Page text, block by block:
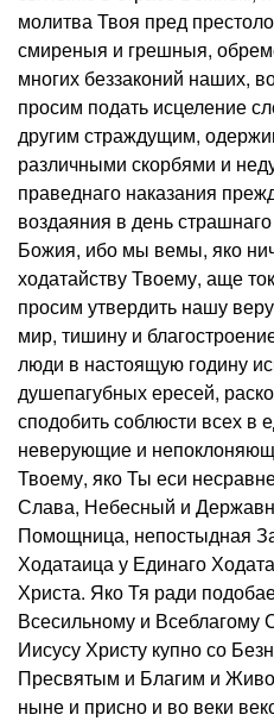
молитва Твоя пред
смиреныя и грешныя,
многих беззаконий наших,
просим подать исцеление
другим страждущим,
различными скорбями и
праведнаго наказания
воздаяния в день
Божия, ибо мы вемы, яко
ходатайству Твоему, аще
просим утвердить нашу
мир, тишину и
люди в настоящую годину
душепагубных ересей,
сподобить соблюсти всех в
неверующие и
Твоему, яко Ты еси
Слава, Небесный и
Помощница, непостыдная
Ходатаица у Единаго
Христа. Яко Тя ради
Всесильному и Всеблагому
Иисусу Христу купно со
Пресвятым и Благим и
ныне и присно и во веки